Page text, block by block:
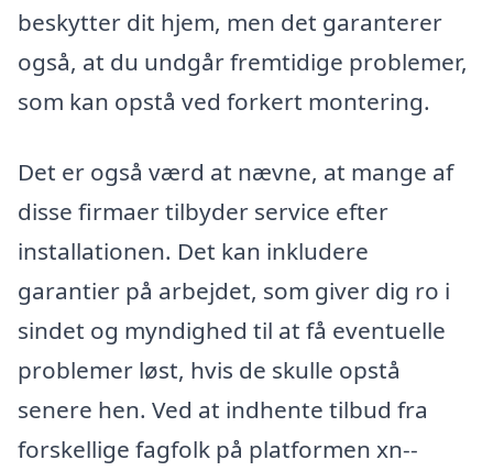
beskytter dit hjem, men det garanterer
også, at du undgår fremtidige problemer,
som kan opstå ved forkert montering.
Det er også værd at nævne, at mange af
disse firmaer tilbyder service efter
installationen. Det kan inkludere
garantier på arbejdet, som giver dig ro i
sindet og myndighed til at få eventuelle
problemer løst, hvis de skulle opstå
senere hen. Ved at indhente tilbud fra
forskellige fagfolk på platformen xn--